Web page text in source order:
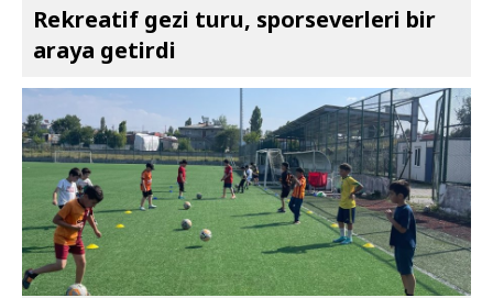
Rekreatif gezi turu, sporseverleri bir
araya getirdi